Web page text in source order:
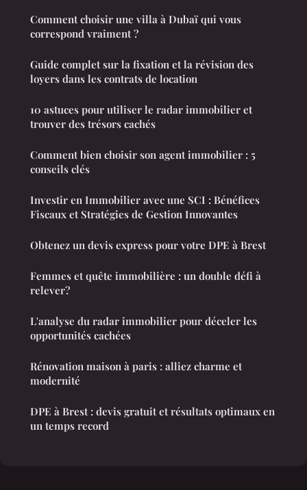
Comment choisir une villa à Dubaï qui vous
correspond vraiment ?
Guide complet sur la fixation et la révision des
loyers dans les contrats de location
10 astuces pour utiliser le radar immobilier et
trouver des trésors cachés
Comment bien choisir son agent immobilier : 5
conseils clés
Investir en Immobilier avec une SCI : Bénéfices
Fiscaux et Stratégies de Gestion Innovantes
Obtenez un devis express pour votre DPE à Brest
Femmes et quête immobilière : un double défi à
relever?
L'analyse du radar immobilier pour déceler les
opportunités cachées
Rénovation maison à paris : alliez charme et
modernité
DPE à Brest : devis gratuit et résultats optimaux en
un temps record